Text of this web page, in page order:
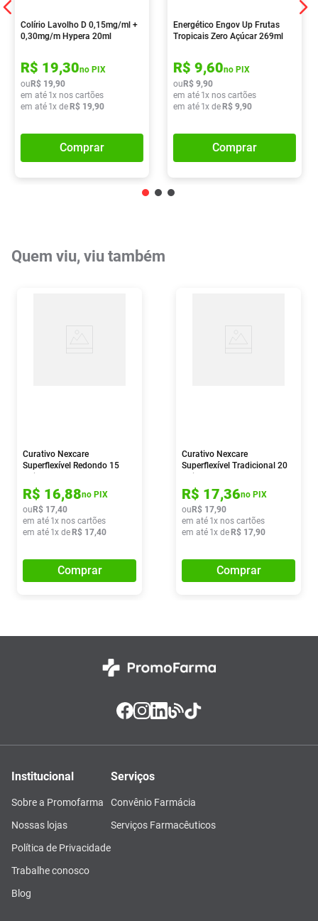
Colírio Lavolho D 0,15mg/ml +
0,30mg/m Hypera 20ml
R$ 19,30no PIX
ou R$ 19,90
em até 1x nos cartões
em até 1x de R$ 19,90
Comprar
Energético Engov Up Frutas
Tropicais Zero Açúcar 269ml
R$ 9,60no PIX
ou R$ 9,90
em até 1x nos cartões
em até 1x de R$ 9,90
Comprar
Quem viu, viu também
Curativo Nexcare
Superflexível Redondo 15
R$ 16,88no PIX
ou R$ 17,40
em até 1x nos cartões
em até 1x de R$ 17,40
Comprar
Curativo Nexcare
Superflexível Tradicional 20
R$ 17,36no PIX
ou R$ 17,90
em até 1x nos cartões
em até 1x de R$ 17,90
Comprar
Institucional
Sobre a Promofarma
Nossas lojas
Política de Privacidade
Trabalhe conosco
Blog
Serviços
Convênio Farmácia
Serviços Farmacêuticos